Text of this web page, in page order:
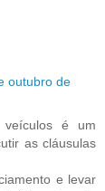
outubro de
é um
as cláusulas
e levar